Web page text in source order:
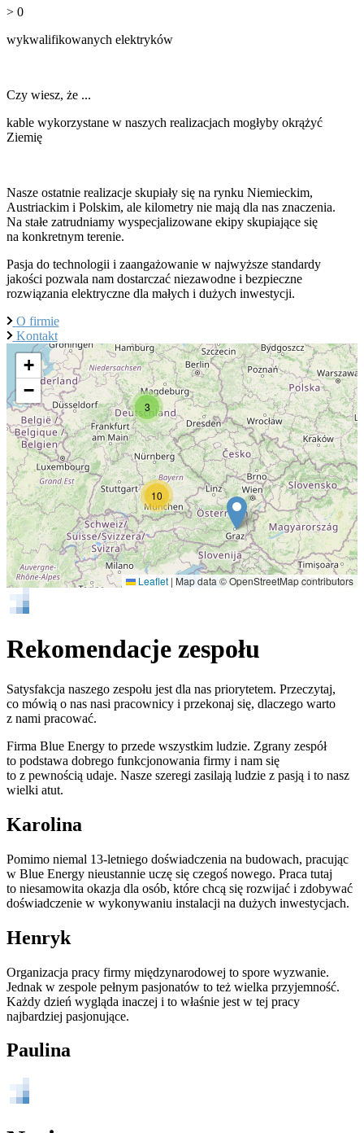
> 0
wykwalifikowanych elektryków
Czy wiesz, że ...
kable wykorzystane w naszych realizacjach mogłyby okrążyć
Ziemię
Nasze ostatnie realizacje skupiały się na rynku Niemieckim,
Austriackim i Polskim, ale kilometry nie mają dla nas znaczenia.
Na stałe zatrudniamy wyspecjalizowane ekipy skupiające się
na konkretnym terenie.
Pasja do technologii i zaangażowanie w najwyższe standardy
jakości pozwala nam dostarczać niezawodne i bezpieczne
rozwiązania elektryczne dla małych i dużych inwestycji.
O firmie
Kontakt
3
10
+
−
Leaflet | Map data © OpenStreetMap contributors
Rekomendacje zespołu
Satysfakcja naszego zespołu jest dla nas priorytetem. Przeczytaj,
co mówią o nas nasi pracownicy i przekonaj się, dlaczego warto
z nami pracować.
Firma Blue Energy to przede wszystkim ludzie. Zgrany zespół
to podstawa dobrego funkcjonowania firmy i nam się
to z pewnością udaje. Nasze szeregi zasilają ludzie z pasją i to nasz
wielki atut.
Karolina
Pomimo niemal 13-letniego doświadczenia na budowach, pracując
w Blue Energy nieustannie uczę się czegoś nowego. Praca tutaj
to niesamowita okazja dla osób, które chcą się rozwijać i zdobywać
doświadczenie w wykonywaniu instalacji na dużych inwestycjach.
Henryk
Organizacja pracy firmy międzynarodowej to spore wyzwanie.
Jednak w zespole pełnym pasjonatów to też wielka przyjemność.
Każdy dzień wygląda inaczej i to właśnie jest w tej pracy
najbardziej pasjonujące.
Paulina